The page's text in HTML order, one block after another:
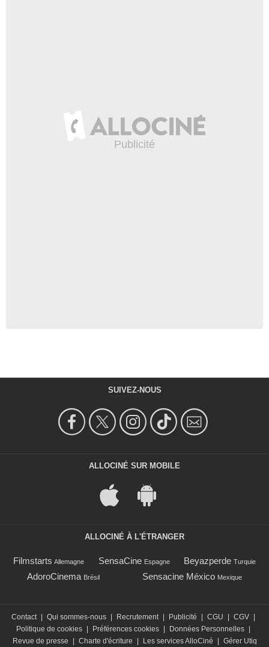
SUIVEZ-NOUS
ALLOCINÉ SUR MOBILE
ALLOCINÉ À L'ÉTRANGER
Filmstarts Allemagne SensaCine Espagne Beyazperde Turquie
AdoroCinema Brésil Sensacine México Mexique
Contact Qui sommes-nous Recrutement Publicité CGU CGV
Politique de cookies
Préférences cookies Données Personnelles
Revue de presse
Charte d'écriture Les services AlloCiné Gérer Utiq